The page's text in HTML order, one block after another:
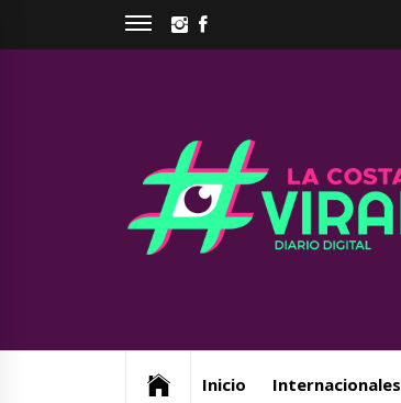
INSTAGRAM
Inicio Internacionales